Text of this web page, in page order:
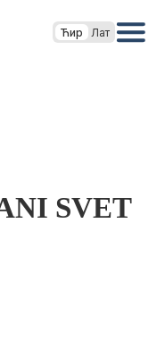
Ћир Лат
SVET